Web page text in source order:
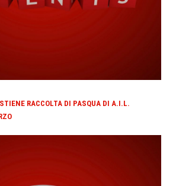
RACCOLTA DI PASQUA DI A.I.L.